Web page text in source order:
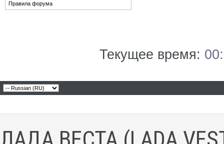
Правила форума
Текущее время: